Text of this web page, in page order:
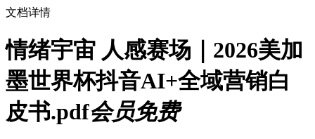
文档详情
情绪宇宙 人感赛场｜2026美加
墨世界杯抖音AI+全域营销白
皮书.pdf会员免费